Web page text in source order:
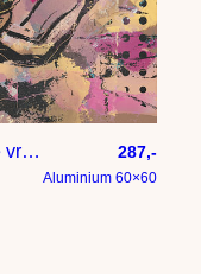
Kleurig schilderij – de vrije val 287,-
Aluminium 60×60